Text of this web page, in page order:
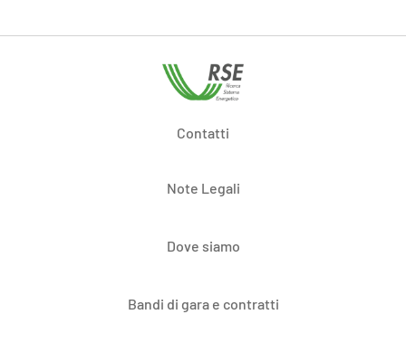
Contatti
Note Legali
Dove siamo
Bandi di gara e contratti